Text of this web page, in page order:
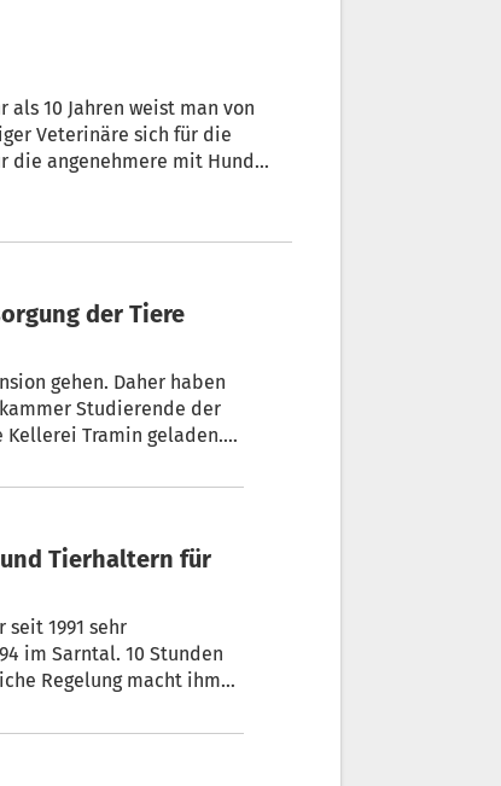
10 Jahren weist man von
Veterinäre sich für die
die angenehmere mit Hund
gehen. Daher haben
Studierende der
Tramin geladen.
Arbeit als Großtierarzt.
1991 sehr
Regelung macht ihm